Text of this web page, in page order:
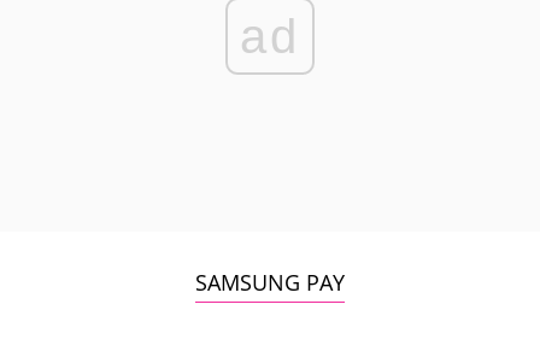
ad
SAMSUNG PAY